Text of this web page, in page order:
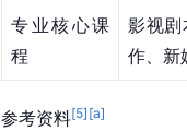
专业核心课
程
影视剧
作、新
参考资料[5] [a]